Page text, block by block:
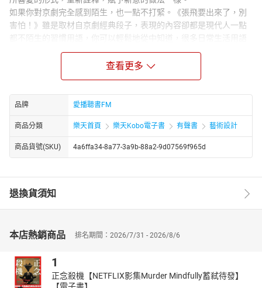
如果你對京劇完全感到陌生，也一點不打緊。《張飛要出來了，別
害怕！》雖是取材自京劇經典段子，表現的內容卻都是現代人一點
都不陌生的習慣用語，你可以輕鬆地從中知道，很多日常生活用語
都是其來有自。
如果你對京劇感到好奇，想進一步認識它，《張飛要出來了，別害
怕！》是您京劇入門的不二選擇。馮翊綱、宋少卿二人雖是相聲演
本功「唱、念、做、打」都將一一呈現給你。
如果你對京劇如數家珍，想重拾舊憶，《張飛要出來了，別害
怕！》要給您耳目一新的感動。「臺上一刻鐘，台下十年功」，馮
翊綱、宋少卿兩位相聲演員將使出渾身解數，與你分享學習戲劇幾
十年的心得，說清楚講明白，到底中國傳統劇場與西方寫實主義劇
【相聲瓦舍】的相聲，不打高空，不唱高調，不唬嚨大家，不吐槽
自己，不施類固醇，不用普拿疼。在歷史軌跡盤旋，在日常生活跳
癮，【相聲瓦舍】與大家在一起！
01段子1-戰劇雜談一
02段子1-戰劇雜談二
查看更多
品牌 愛播聽書FM
商品分類 樂天首頁 樂天Kobo電子書 有聲書 藝術設計
商品貨號(SKU) 4a6ffa34-8a77-3a9b-88a2-9d07569f965d
退換貨須知
本店熱銷商品 排名期間：2026/7/31 - 2026/8/6
1
正念殺機【NETFLIX影集Murder Mindfully蓄弒待發】